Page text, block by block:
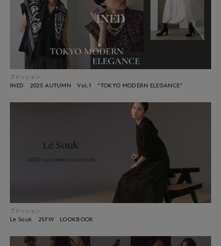
ファッション
INED 2025 AUTUMN Vol.1 “TOKYO MODERN ELEGANCE”
ファッション
Le Souk 25FW LOOKBOOK